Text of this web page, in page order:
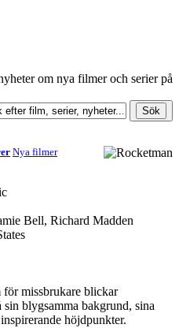
om nya filmer och serier på
Nya filmer
Bell, Richard Madden
för missbrukare blickar
blygsamma bakgrund, sina
höjdpunkter.